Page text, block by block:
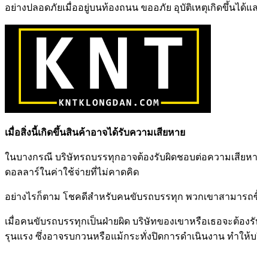
อย่างปลอดภัยเมื่ออยู่บนท้องถนน ขออภัย อุบัติเหตุเกิดขึ้นได้แ
เมื่อสิ่งนี้เกิดขึ้นสินค้าอาจได้รับความเสียหาย
ในบางกรณี บริษัทรถบรรทุกอาจต้องรับผิดชอบต่อความเสีย
ดอลลาร์ในค่าใช้จ่ายที่ไม่คาดคิด
อย่างไรก็ตาม โชคดีสำหรับคนขับรถบรรทุก พวกเขาสามารถ
เมื่อคนขับรถบรรทุกเป็นฝ่ายผิด บริษัทของเขาหรือเธอจะต้
รุนแรง ซึ่งอาจรบกวนหรือแม้กระทั่งปิดการดำเนินงาน ทำให้